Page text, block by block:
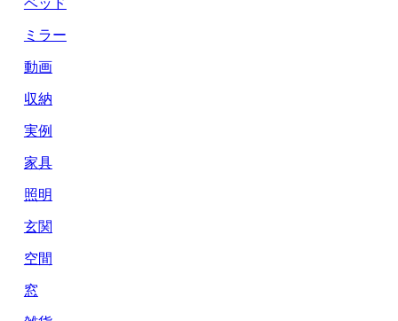
ミラー
動画
収納
実例
家具
照明
玄関
空間
窓